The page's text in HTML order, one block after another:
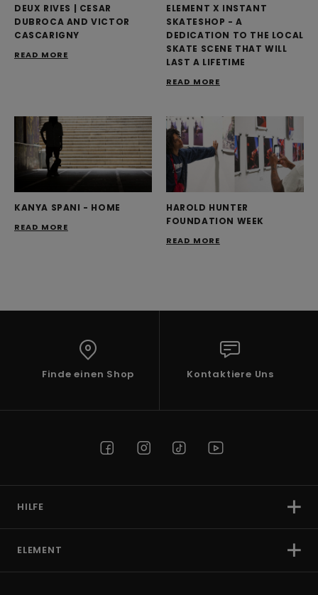
DEUX RIVES | CESAR
DUBROCA AND VICTOR
CASCARIGNY
READ MORE
ELEMENT X INSTANT
SKATESHOP - A
DEDICATION TO THE LOCAL
SKATE SCENE THAT WILL
LAST A LIFETIME
READ MORE
KANYA SPANI - HOME
READ MORE
HAROLD HUNTER
FOUNDATION WEEK
READ MORE
Finde einen Shop Kontaktiere Uns
HILFE
ELEMENT